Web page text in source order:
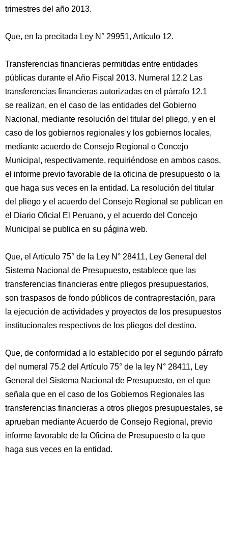
trimestres del año 2013.
Que, en la precitada Ley N° 29951, Artículo 12.
Transferencias financieras permitidas entre entidades
públicas durante el Año Fiscal 2013. Numeral 12.2 Las
transferencias financieras autorizadas en el párrafo 12.1
se realizan, en el caso de las entidades del Gobierno
Nacional, mediante resolución del titular del pliego, y en el
caso de los gobiernos regionales y los gobiernos locales,
mediante acuerdo de Consejo Regional o Concejo
Municipal, respectivamente, requiriéndose en ambos casos,
el informe previo favorable de la oficina de presupuesto o la
que haga sus veces en la entidad. La resolución del titular
del pliego y el acuerdo del Consejo Regional se publican en
el Diario Oficial El Peruano, y el acuerdo del Concejo
Municipal se publica en su página web.
Que, el Artículo 75° de la Ley N° 28411, Ley General del
Sistema Nacional de Presupuesto, establece que las
transferencias financieras entre pliegos presupuestarios,
son traspasos de fondo públicos de contraprestación, para
la ejecución de actividades y proyectos de los presupuestos
institucionales respectivos de los pliegos del destino.
Que, de conformidad a lo establecido por el segundo párrafo
del numeral 75.2 del Artículo 75° de la ley N° 28411, Ley
General del Sistema Nacional de Presupuesto, en el que
señala que en el caso de los Gobiernos Regionales las
transferencias financieras a otros pliegos presupuestales, se
aprueban mediante Acuerdo de Consejo Regional, previo
informe favorable de la Oficina de Presupuesto o la que
haga sus veces en la entidad.